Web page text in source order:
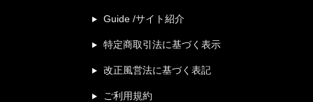
Guide /サイト紹介
特定商取引法に基づく表示
改正風営法に基づく表記
ご利用規約